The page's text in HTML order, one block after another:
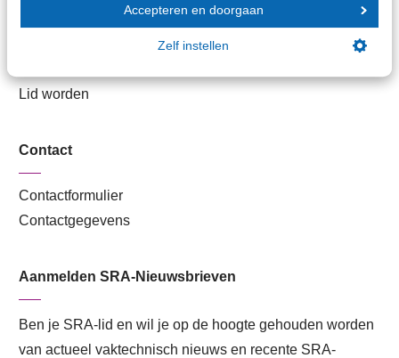
Accepteren en doorgaan
Zelf instellen
Veilig bestanden delen
Lid worden
Contact
Contactformulier
Contactgegevens
Aanmelden SRA-Nieuwsbrieven
Ben je SRA-lid en wil je op de hoogte gehouden worden
van actueel vaktechnisch nieuws en recente SRA-